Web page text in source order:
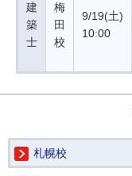
建
築
士
梅
田
校
9/19(土)
10:00
札幌校